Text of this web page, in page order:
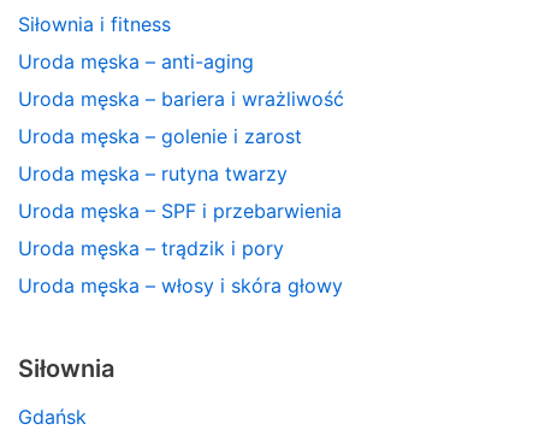
Siłownia i fitness
Uroda męska – anti-aging
Uroda męska – bariera i wrażliwość
Uroda męska – golenie i zarost
Uroda męska – rutyna twarzy
Uroda męska – SPF i przebarwienia
Uroda męska – trądzik i pory
Uroda męska – włosy i skóra głowy
Siłownia
Gdańsk